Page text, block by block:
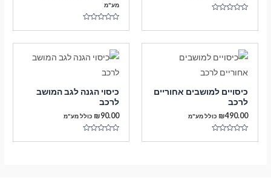
מתוך
מע"מ
כיסויים למושבים אחוריים
לרכב
₪490.00 כולל מע"מ
כיסוי הגנה לגב המושב
לרכב
₪90.00 כולל מע"מ